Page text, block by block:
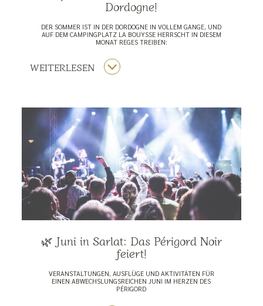
Dordogne!
DER SOMMER IST IN DER DORDOGNE IN VOLLEM GANGE, UND
AUF DEM CAMPINGPLATZ LA BOUYSSE HERRSCHT IN DIESEM
MONAT REGES TREIBEN:
WEITERLESEN
🌿 Juni in Sarlat: Das Périgord Noir
feiert!
VERANSTALTUNGEN, AUSFLÜGE UND AKTIVITÄTEN FÜR
EINEN ABWECHSLUNGSREICHEN JUNI IM HERZEN DES
PÉRIGORD